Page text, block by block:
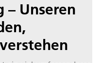
– Unseren